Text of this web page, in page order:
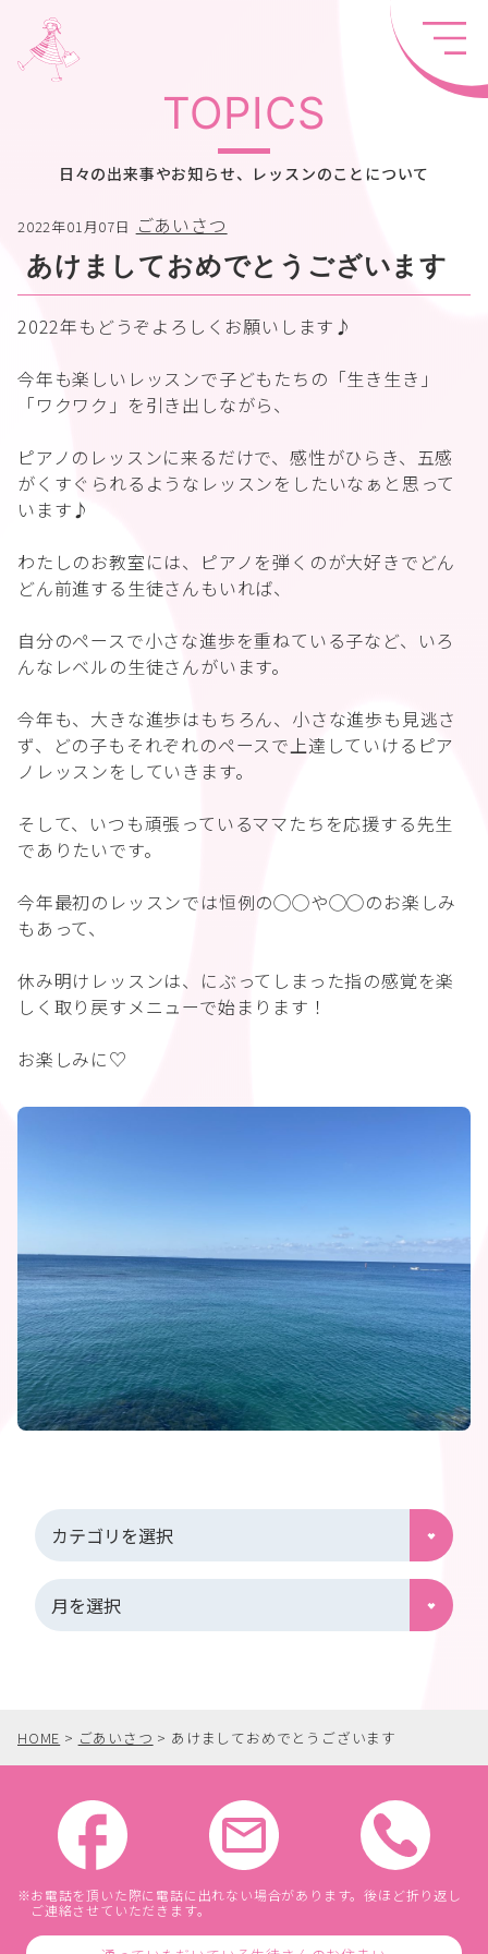
TOPICS
日々の出来事やお知らせ、レッスンのことについて
2022年01月07日 ごあいさつ
あけましておめでとうございます
2022年もどうぞよろしくお願いします♪
今年も楽しいレッスンで子どもたちの「生き生き」
「ワクワク」を引き出しながら、
ピアノのレッスンに来るだけで、感性がひらき、五感
がくすぐられるようなレッスンをしたいなぁと思って
います♪
わたしのお教室には、ピアノを弾くのが大好きでどん
どん前進する生徒さんもいれば、
自分のペースで小さな進歩を重ねている子など、いろ
んなレベルの生徒さんがいます。
今年も、大きな進歩はもちろん、小さな進歩も見逃さ
ず、どの子もそれぞれのペースで上達していけるピア
ノレッスンをしていきます。
そして、いつも頑張っているママたちを応援する先生
でありたいです。
今年最初のレッスンでは恒例の◯◯や◯◯のお楽しみ
もあって、
休み明けレッスンは、にぶってしまった指の感覚を楽
しく取り戻すメニューで始まります！
お楽しみに♡
HOME > ごあいさつ > あけましておめでとうございます
お電話を頂いた際に電話に出れない場合があります。後ほど折り返し
ご連絡させていただきます。